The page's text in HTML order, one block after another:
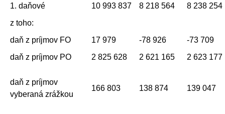
1. daňové
10 993 837 8 218 564
8 238 254
z toho:
daň z príjmov FO
17 979 -78 926
-73 709
daň z príjmov PO
2 825 628 2 621 165 2 623 177
daň z príjmov
vyberaná zrážkou
166 803 138 874 139 047